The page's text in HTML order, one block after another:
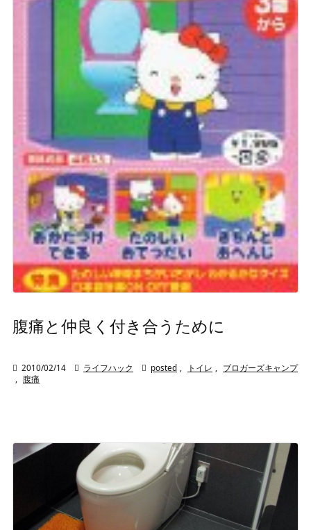
腹痛と仲良く付き合うために
 2010/02/14  ライフハック  posted , トイレ , ブロガーズキャンプ
, 腹痛